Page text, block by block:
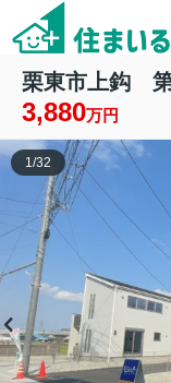
栗東市上鈎
3,880万円
1/32